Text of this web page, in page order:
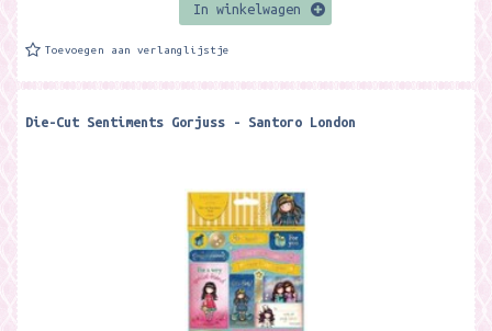
In winkelwagen
Toevoegen aan verlanglijstje
Die-Cut Sentiments Gorjuss - Santoro London